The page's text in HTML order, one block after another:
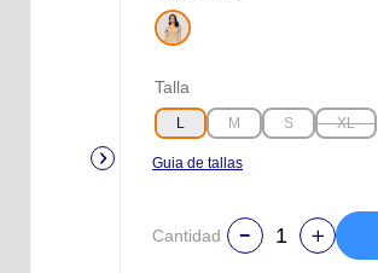
Talla
L M S XL
Guia de tallas
Cantidad